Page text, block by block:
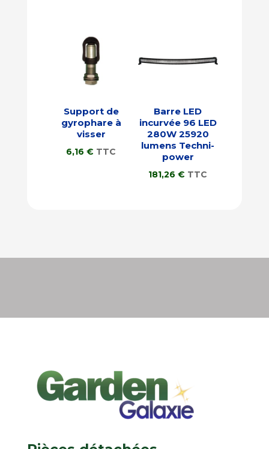
Support de
gyrophare à
visser
6,16€ TTC
Barre LED
incurvée 96 LED
280W 25920
lumens Techni-
power
181,26€ TTC